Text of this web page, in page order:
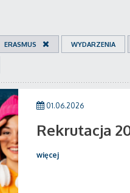
ERASMUS WYDARZENIA
01.06.2026
Rekrutacja
więcej